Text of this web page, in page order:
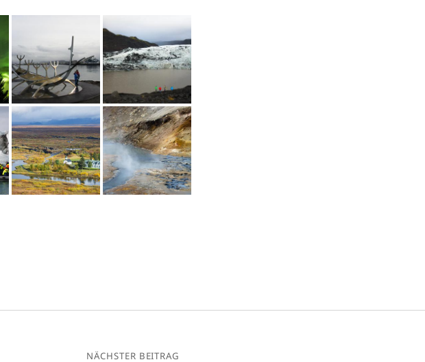
NÄCHSTER BEITRAG